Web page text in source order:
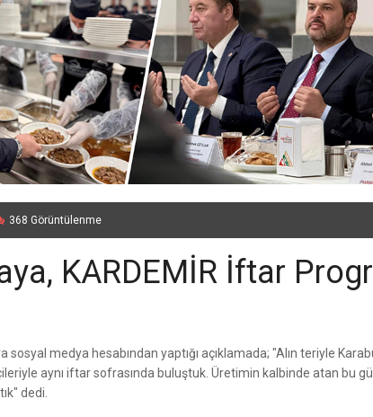
368 Görüntülenme
KARDEMİR İftar
sosyal medya hesabından yaptığı açıklamada; "Alın teriyle
aynı iftar sofrasında buluştuk. Üretimin kalbinde atan bu
dedi.